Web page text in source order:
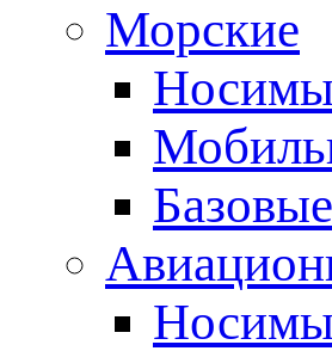
Морские
Базовые